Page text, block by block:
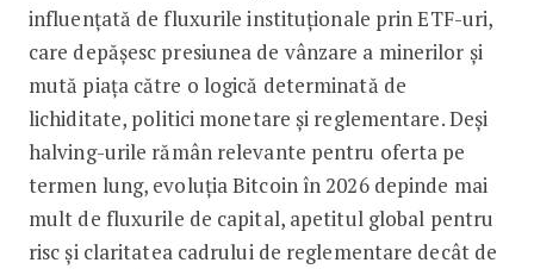
influențată de fluxurile instituționale prin ETF-uri,
care depășesc presiunea de vânzare a minerilor și
mută piața către o logică determinată de
lichiditate, politici monetare și reglementare. Deși
halving-urile rămân relevante pentru oferta pe
termen lung, evoluția Bitcoin în 2026 depinde mai
mult de fluxurile de capital, apetitul global pentru
risc și claritatea cadrului de reglementare decât de